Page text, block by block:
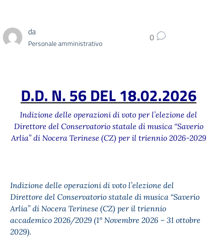
da
Personale amministrativo 0
D.D. N. 56 DEL 18.02.2026
Indizione delle operazioni di voto per l’elezione del
Direttore del Conservatorio statale di musica “Saverio
Arlia” di Nocera Terinese (CZ) per il triennio 2026-2029
Indizione delle operazioni di voto l’elezione del
Direttore del Conservatorio statale di musica “Saverio
Arlia” di Nocera Terinese (CZ) per il triennio
accademico 2026/2029 (1° Novembre 2026 – 31 ottobre
2029).